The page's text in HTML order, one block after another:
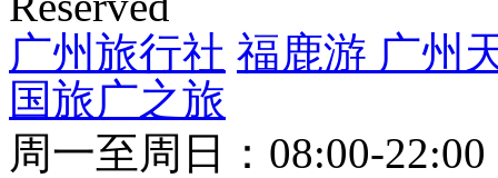
广州旅行社 福鹿游 广州
国旅广之旅
周一至周日：08:00-